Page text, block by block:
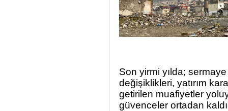
Son yirmi yılda;
değişiklikleri, yatırım
getirilen muafiyetler
güvenceler ortadan